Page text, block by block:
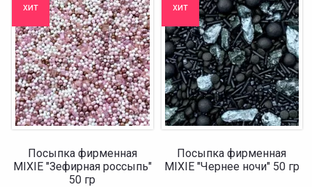
хит
Посыпка фирменная
MIXIE "Зефирная россыпь"
50 гр
хит
Посыпка фирменная
MIXIE "Чернее ночи" 50 гр